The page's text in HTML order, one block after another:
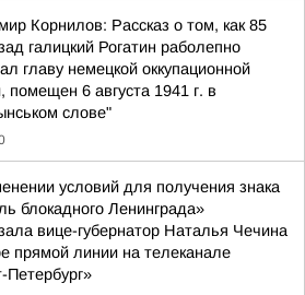
Корнилов: Рассказ о том, как 85
галицкий Рогатин раболепно
главу немецкой оккупационной
помещен 6 августа 1941 г. в
слове"
условий для получения знака
блокадного Ленинграда»
вице-губернатор Наталья Чечина
прямой линии на телеканале
Петербург»